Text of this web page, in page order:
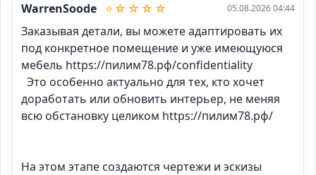
WarrenSoode ⭐☆☆☆☆ 05.08.2026 04:44
Заказывая детали, вы можете адаптировать их
под конкретное помещение и уже имеющуюся
мебель https://пилим78.рф/confidentiality
доработать или обновить интерьер, не меняя
всю обстановку целиком https://пилим78.рф/
На этом этапе создаются чертежи и эскизы